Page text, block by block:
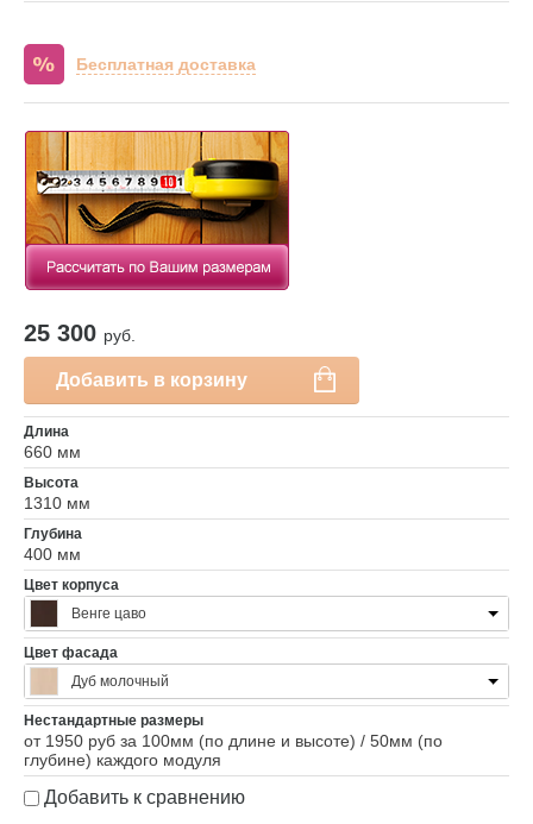
Бесплатная доставка
25 300 руб.
Добавить в корзину
Длина
660 мм
Высота
1310 мм
Глубина
400 мм
Цвет корпуса
Венге цаво
Цвет фасада
Дуб молочный
Нестандартные размеры
от 1950 руб за 100мм (по длине и высоте) / 50мм (по
глубине) каждого модуля
Добавить к сравнению